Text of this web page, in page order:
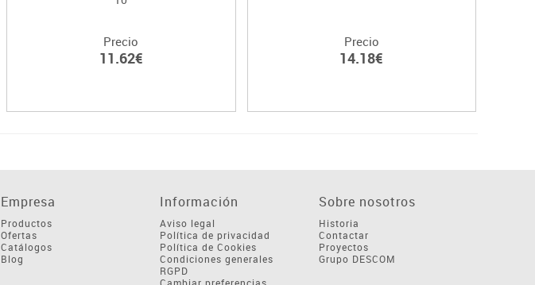
Precio
11.62€
Precio
14.18€
Empresa
Productos
Ofertas
Catálogos
Blog
Información
Aviso legal
Política de privacidad
Política de Cookies
Condiciones generales
RGPD
Cambiar preferencias
Sobre nosotros
Historia
Contactar
Proyectos
Grupo DESCOM